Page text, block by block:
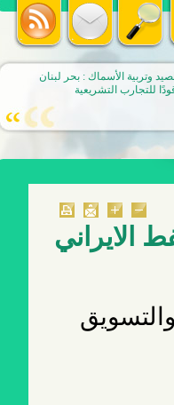
وتربية الأسماك : بحر لبنان
للتجارب التشريعية
الايراني